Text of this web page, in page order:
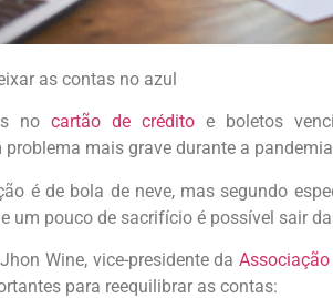
as contas no azul
no cartão de crédito e boletos
mais grave durante a
é de bola de neve, mas segundo
um pouco de sacrifício é possível sair
Wine, vice-presidente da
para reequilibrar as contas: